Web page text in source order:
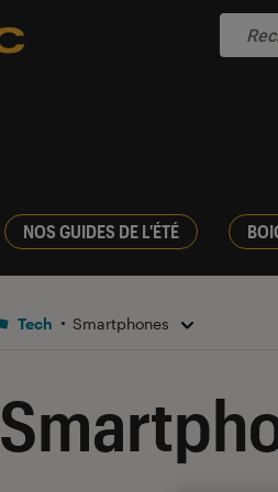
NOS GUIDES DE L'ÉTÉ
Tech Smartphones